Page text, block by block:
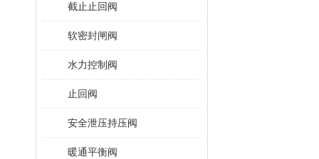
截止止回阀
软密封闸阀
水力控制阀
止回阀
安全泄压持压阀
暖通平衡阀